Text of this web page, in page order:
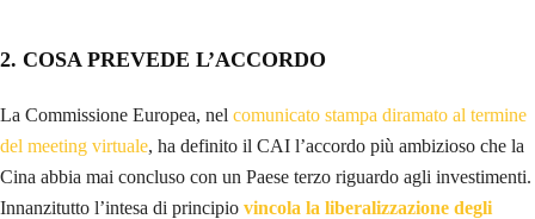
2. COSA PREVEDE L’ACCORDO
La Commissione Europea, nel comunicato stampa diramato al termine
del meeting virtuale, ha definito il CAI l’accordo più ambizioso che la
Cina abbia mai concluso con un Paese terzo riguardo agli investimenti.
Innanzitutto l’intesa di principio vincola la liberalizzazione degli